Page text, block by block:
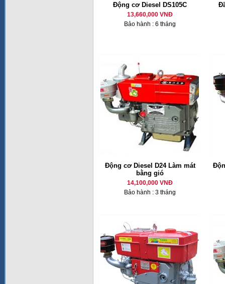
Động cơ Diesel DS105C
13,660,000 VNĐ
Bảo hành : 6 tháng
Động cơ Diesel D24 Làm mát
bằng gió
14,100,000 VNĐ
Bảo hành : 3 tháng